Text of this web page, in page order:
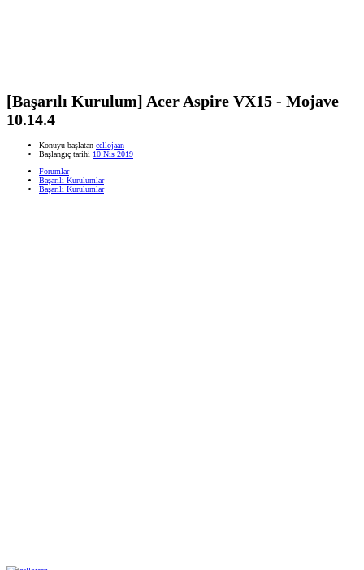
[Başarılı Kurulum] Acer Aspire VX15 - Mojave
10.14.4
Konuyu başlatan cellojaan
Başlangıç tarihi 10 Nis 2019
Forumlar
Başarılı Kurulumlar
Başarılı Kurulumlar